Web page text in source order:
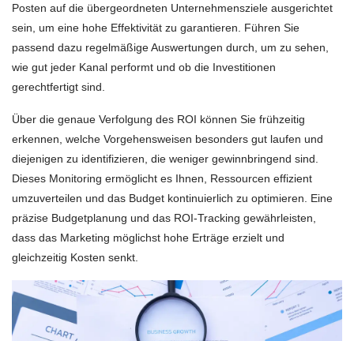
Posten auf die übergeordneten Unternehmensziele ausgerichtet
sein, um eine hohe Effektivität zu garantieren. Führen Sie
passend dazu regelmäßige Auswertungen durch, um zu sehen,
wie gut jeder Kanal performt und ob die Investitionen
gerechtfertigt sind.
Über die genaue Verfolgung des ROI können Sie frühzeitig
erkennen, welche Vorgehensweisen besonders gut laufen und
diejenigen zu identifizieren, die weniger gewinnbringend sind.
Dieses Monitoring ermöglicht es Ihnen, Ressourcen effizient
umzuverteilen und das Budget kontinuierlich zu optimieren. Eine
präzise Budgetplanung und das ROI-Tracking gewährleisten,
dass das Marketing möglichst hohe Erträge erzielt und
gleichzeitig Kosten senkt.